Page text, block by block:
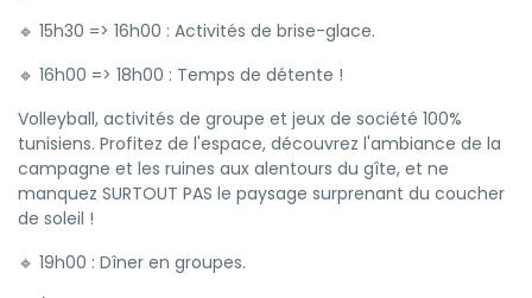
🔹 15h30 => 16h00 : Activités de brise-glace.
🔹 16h00 => 18h00 : Temps de détente !
Volleyball, activités de groupe et jeux de société 100%
tunisiens. Profitez de l'espace, découvrez l'ambiance de la
campagne et les ruines aux alentours du gîte, et ne
manquez SURTOUT PAS le paysage surprenant du coucher
de soleil !
🔹 19h00 : Dîner en groupes.